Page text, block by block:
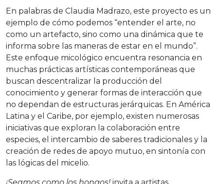
En palabras de Claudia Madrazo, este proyecto es un
ejemplo de cómo podemos “entender el arte, no
como un artefacto, sino como una dinámica que te
informa sobre las maneras de estar en el mundo”.
Este enfoque micológico encuentra resonancia en
muchas prácticas artísticas contemporáneas que
buscan descentralizar la producción del
conocimiento y generar formas de interacción que
no dependan de estructuras jerárquicas. En América
Latina y el Caribe, por ejemplo, existen numerosas
iniciativas que exploran la colaboración entre
especies, el intercambio de saberes tradicionales y la
creación de redes de apoyo mutuo, en sintonía con
las lógicas del micelio.